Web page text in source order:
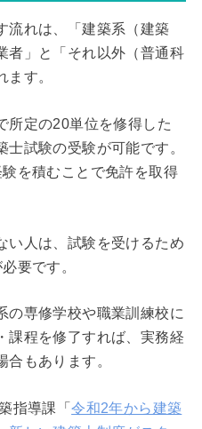
流れは、「建築系（建築
者」と「それ以外（普通科
す。
所定の20単位を修得した
試験の受験が可能です。
を積むことで免許を取得
い人は、試験を受けるため
要です。
の専修学校や職業訓練校に
課程を修了すれば、実務経
もあります。
指導課「令和2年から建築